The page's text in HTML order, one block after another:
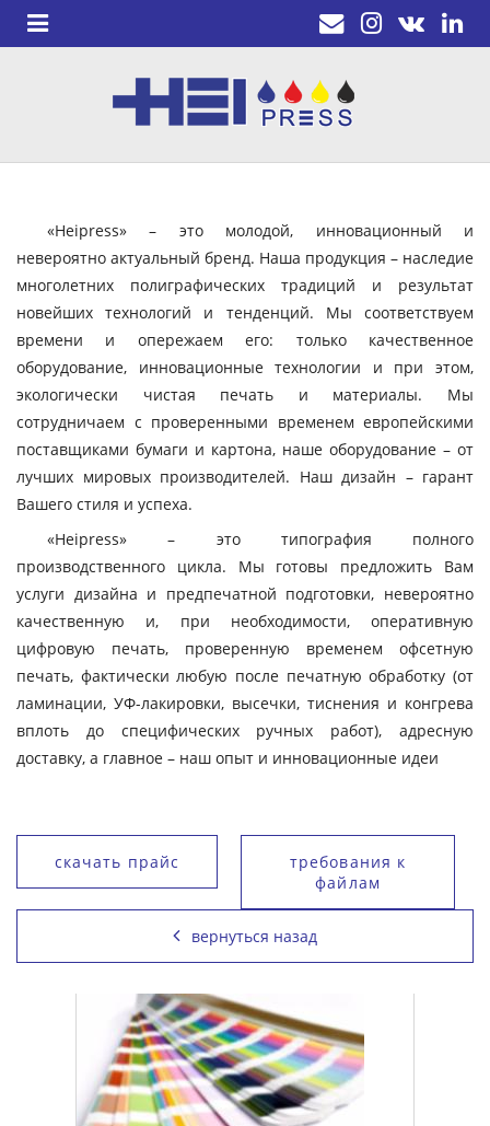
«Heipress» – это молодой, инновационный и
невероятно актуальный бренд. Наша продукция – наследие
многолетних полиграфических традиций и результат
новейших технологий и тенденций. Мы соответствуем
времени и опережаем его: только качественное
оборудование, инновационные технологии и при этом,
экологически чистая печать и материалы. Мы
сотрудничаем с проверенными временем европейскими
поставщиками бумаги и картона, наше оборудование – от
лучших мировых производителей. Наш дизайн – гарант
Вашего стиля и успеха.
«Heipress» – это типография полного
производственного цикла. Мы готовы предложить Вам
услуги дизайна и предпечатной подготовки, невероятно
качественную и, при необходимости, оперативную
цифровую печать, проверенную временем офсетную
печать, фактически любую после печатную обработку (от
ламинации, УФ-лакировки, высечки, тиснения и конгрева
вплоть до специфических ручных работ), адресную
доставку, а главное – наш опыт и инновационные идеи
скачать прайс
требования к
файлам
вернуться назад